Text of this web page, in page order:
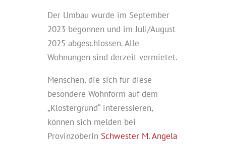
Der Umbau wurde im September
2023 begonnen und im Juli/August
2025 abgeschlossen. Alle
Wohnungen sind derzeit vermietet.
Menschen, die sich für diese
besondere Wohnform auf dem
„Klostergrund“ interessieren,
können sich melden bei
Provinzoberin Schwester M. Angela